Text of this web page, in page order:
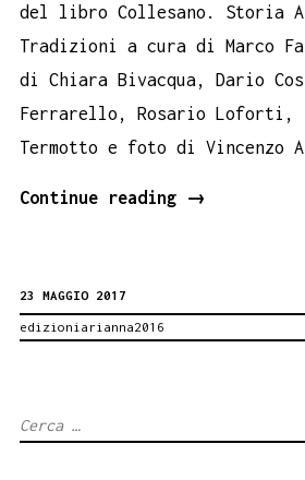
del libro Collesano. Storia
Tradizioni a cura di Marco
di Chiara Bivacqua, Dario
Ferrarello, Rosario Loforti,
Termotto e foto di Vincenzo
Continue reading
Collesano
→
23 MAGGIO 2017
edizioniarianna2016
Ricerca